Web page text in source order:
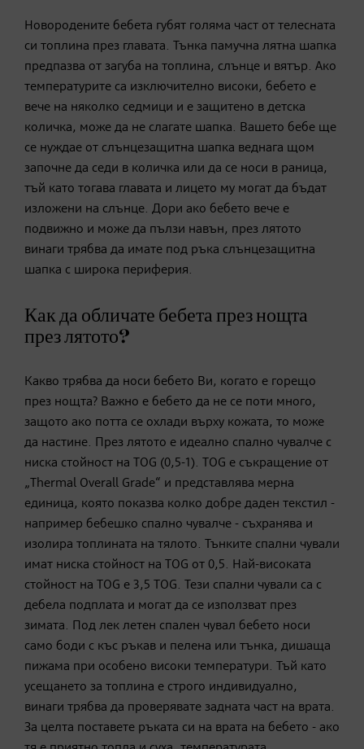
Новородените бебета губят голяма част от телесната
си топлина през главата. Тънка памучна лятна шапка
предпазва от загуба на топлина, слънце и вятър. Ако
температурите са изключително високи, бебето е
вече на няколко седмици и е защитено в детска
количка, може да не слагате шапка. Вашето бебе ще
се нуждае от слънцезащитна шапка веднага щом
започне да седи в количка или да се носи в раница,
тъй като тогава главата и лицето му могат да бъдат
изложени на слънце. Дори ако бебето вече е
подвижно и може да пълзи навън, през лятото
винаги трябва да имате под ръка слънцезащитна
шапка с широка периферия.
Как да обличате бебета през нощта
през лятото?
Какво трябва да носи бебето Ви, когато е горещо
през нощта? Важно е бебето да не се поти много,
защото ако потта се охлади върху кожата, то може
да настине. През лятото е идеално спално чувалче с
ниска стойност на TOG (0,5-1). TOG е съкращение от
„Thermal Overall Grade“ и представлява мерна
единица, която показва колко добре даден текстил -
например бебешко спално чувалче - съхранява и
изолира топлината на тялото. Тънките спални чували
имат ниска стойност на TOG от 0,5. Най-високата
стойност на TOG е 3,5 TOG. Тези спални чували са с
дебела подплата и могат да се използват през
зимата. Под лек летен спален чувал бебето носи
само боди с къс ръкав и пелена или тънка, дишаща
пижама при особено високи температури. Тъй като
усещането за топлина е строго индивидуално,
винаги трябва да проверявате задната част на врата.
За целта поставете ръката си на врата на бебето - ако